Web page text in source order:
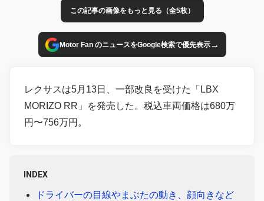
この記事の画像をもっと見る（全5枚）
Motor Fan のニュースをGoogle検索で優先表示→
レクサスは5月13日、一部改良を受けた「LBX
MORIZO RR」を発売した。税込車両価格は680万
円〜756万円。
INDEX
ドライバーの目線やまぶたの動き、顔向きなど